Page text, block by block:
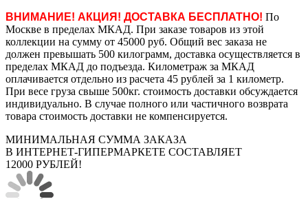
ВНИМАНИЕ! АКЦИЯ! ДОСТАВКА БЕСПЛАТНО! По
Москве в пределах МКАД. При заказе товаров из этой
коллекции на сумму от 45000 руб. Общий вес заказа не
должен превышать 500 килограмм, доставка осуществляется в
пределах МКАД до подъезда. Километраж за МКАД
оплачивается отдельно из расчета 45 рублей за 1 километр.
При весе груза свыше 500кг. стоимость доставки обсуждается
индивидуально. В случае полного или частичного возврата
товара стоимость доставки не компенсируется.
МИНИМАЛЬНАЯ СУММА ЗАКАЗА
В ИНТЕРНЕТ-ГИПЕРМАРКЕТЕ СОСТАВЛЯЕТ
12000 РУБЛЕЙ!